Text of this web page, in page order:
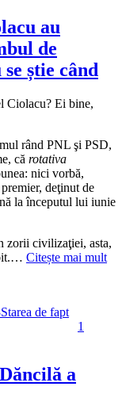
au
de
știe când
Ciolacu? Ei bine,
rând PNL şi PSD,
că rotativa
nici vorbă,
deţinut de
la începutul lui iunie
zorii civilizaţiei, asta,
Citește mai mult
Starea de fapt
1
a